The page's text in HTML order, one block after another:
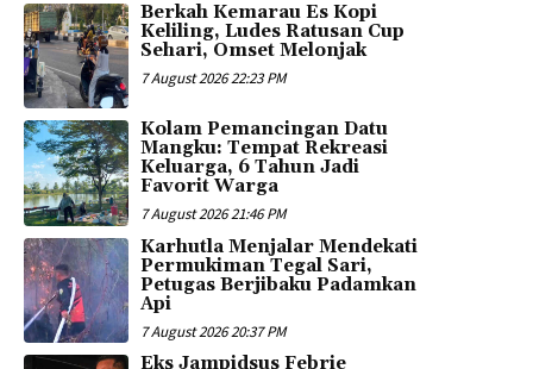
Berkah Kemarau Es Kopi
Keliling, Ludes Ratusan Cup
Sehari, Omset Melonjak
7 August 2026 22:23 PM
Kolam Pemancingan Datu
Mangku: Tempat Rekreasi
Keluarga, 6 Tahun Jadi
Favorit Warga
7 August 2026 21:46 PM
Karhutla Menjalar Mendekati
Permukiman Tegal Sari,
Petugas Berjibaku Padamkan
Api
7 August 2026 20:37 PM
Eks Jampidsus Febrie